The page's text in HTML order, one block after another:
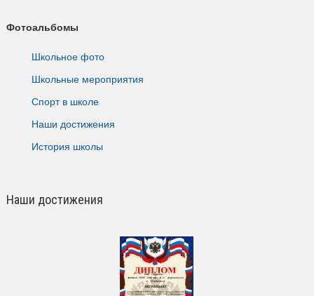
Фотоальбомы
Школьное фото
Школьные мероприятия
Спорт в школе
Наши достижения
История школы
Наши достижения